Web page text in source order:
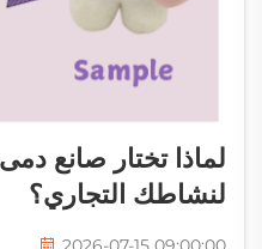
لماذا تختار صانع
لنشاطك التجاري؟